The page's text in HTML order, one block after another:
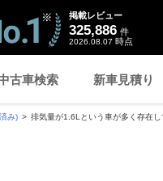
掲載レビュー
325,886 件
2026.08.07 時点
古車検索 新車見積り
み) 排気量が1.6Lという車が多く存在し